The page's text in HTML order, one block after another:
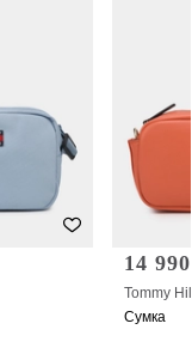
14
Tommy
Сумка